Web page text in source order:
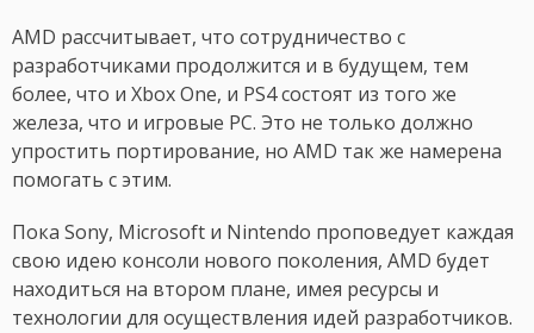
AMD рассчитывает, что сотрудничество с
разработчиками продолжится и в будущем, тем
более, что и Xbox One, и PS4 состоят из того же
железа, что и игровые PC. Это не только должно
упростить портирование, но AMD так же намерена
помогать с этим.
Пока Sony, Microsoft и Nintendo проповедует каждая
свою идею консоли нового поколения, AMD будет
находиться на втором плане, имея ресурсы и
технологии для осуществления идей разработчиков.